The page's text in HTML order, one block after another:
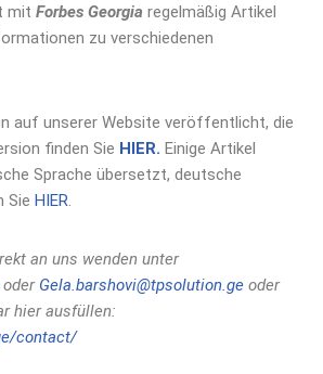
mit Forbes Georgia regelmäßig Artikel
zu verschiedenen
auf unserer Website veröffentlicht, die
finden Sie HIER. Einige Artikel
Sprache übersetzt, deutsche
Sie HIER
an uns wenden unter
oder Gela.barshovi@tpsolution.ge oder
hier ausfüllen:
contact/